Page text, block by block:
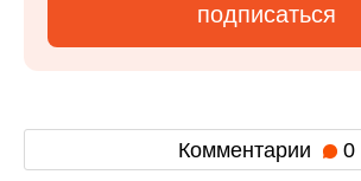
подписаться
Комментарии 0